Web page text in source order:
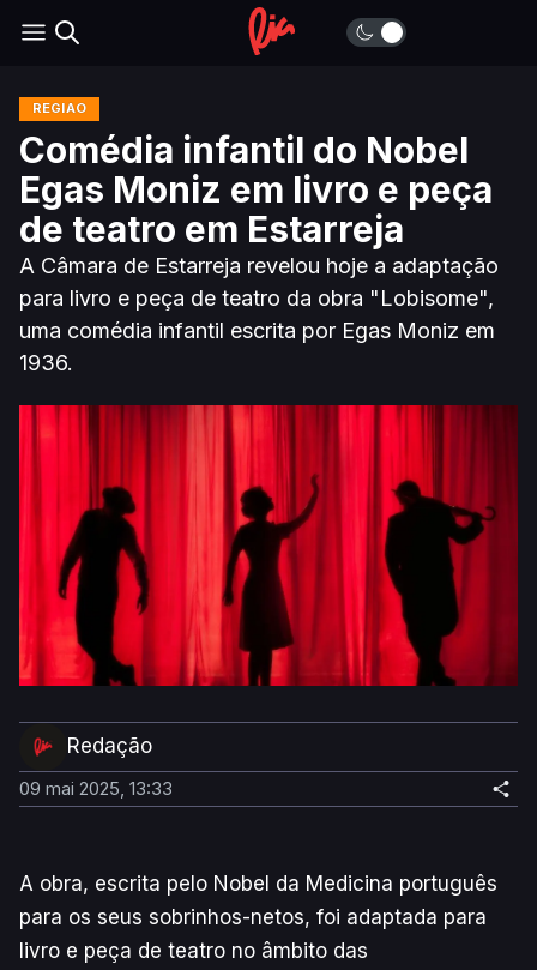
REGIÃO
Comédia infantil do Nobel
Egas Moniz em livro e peça
de teatro em Estarreja
A Câmara de Estarreja revelou hoje a adaptação
para livro e peça de teatro da obra "Lobisome",
uma comédia infantil escrita por Egas Moniz em
1936.
Redação
09 mai 2025, 13:33
A obra, escrita pelo Nobel da Medicina português
para os seus sobrinhos-netos, foi adaptada para
livro e peça de teatro no âmbito das